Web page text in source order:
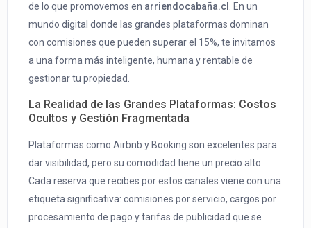
de lo que promovemos en arriendocabaña.cl
. En un
mundo digital donde las grandes plataformas dominan
con comisiones que pueden superar el 15%, te invitamos
a una forma más inteligente, humana y rentable de
gestionar tu propiedad.
La Realidad de las Grandes Plataformas: Costos
Ocultos y Gestión Fragmentada
Plataformas como Airbnb y Booking son excelentes para
dar visibilidad, pero su comodidad tiene un precio alto.
Cada reserva que recibes por estos canales viene con una
etiqueta significativa: comisiones por servicio, cargos por
procesamiento de pago y tarifas de publicidad que se